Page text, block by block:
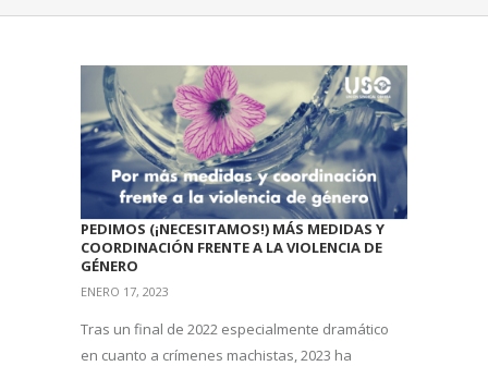
PEDIMOS (¡NECESITAMOS!) MÁS MEDIDAS Y
COORDINACIÓN FRENTE A LA VIOLENCIA DE
GÉNERO
ENERO 17, 2023
Tras un final de 2022 especialmente dramático
en cuanto a crímenes machistas, 2023 ha